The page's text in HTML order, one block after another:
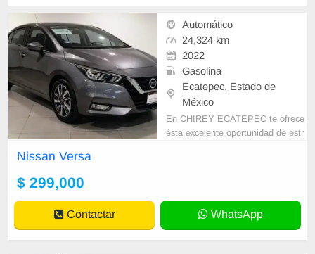
Automático
24,324 km
2022
Gasolina
Ecatepec, Estado de
México
En CHIREY ECATEPEC te ofrece
ésta excelente oportunidad de estr
Nissan Versa
$ 299,000
Contactar WhatsApp